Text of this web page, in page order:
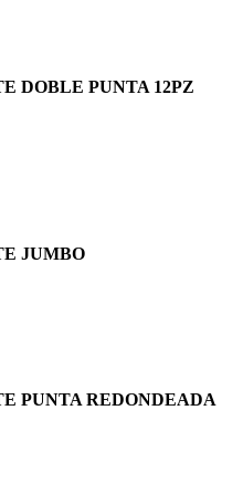
DOBLE PUNTA 12PZ
JUMBO
PUNTA REDONDEADA